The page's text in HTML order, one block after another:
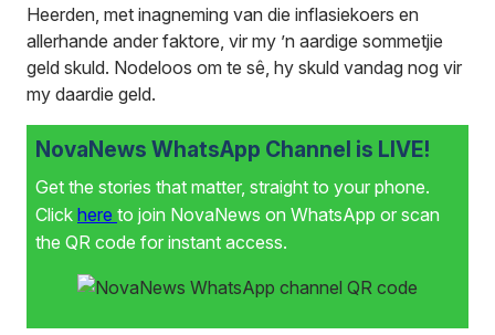
Heerden, met inagneming van die inflasiekoers en
allerhande ander faktore, vir my ’n aardige sommetjie
geld skuld. Nodeloos om te sê, hy skuld vandag nog vir
my daardie geld.
NovaNews WhatsApp Channel is LIVE!
Get the stories that matter, straight to your phone.
Click here to join NovaNews on WhatsApp or scan
the QR code for instant access.